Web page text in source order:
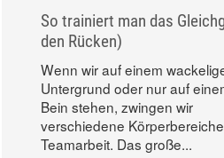
So trainiert man das
den Rücken)
Wenn wir auf einem
Untergrund oder nur auf
Bein stehen, zwingen wir
verschiedene
Teamarbeit. Das große...